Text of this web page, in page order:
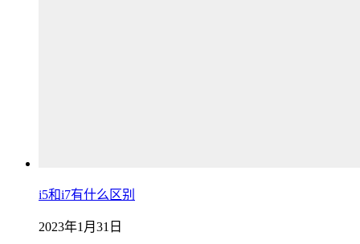
i5和i7有什么区别
2023年1月31日